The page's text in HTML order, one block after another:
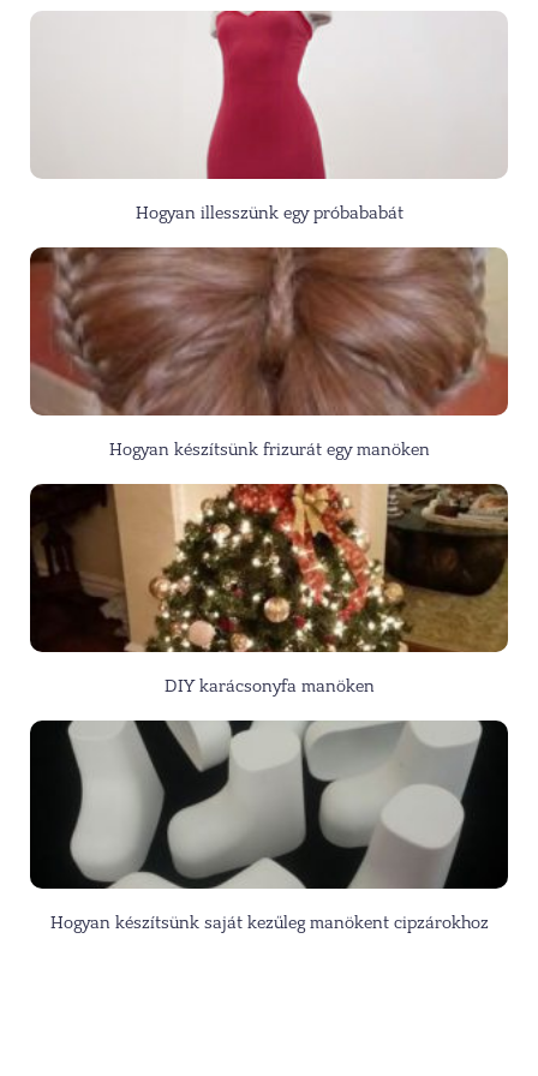
Hogyan illesszünk egy próbababát
Hogyan készítsünk frizurát egy manöken
DIY karácsonyfa manöken
Hogyan készítsünk saját kezűleg manökent cipzárokhoz